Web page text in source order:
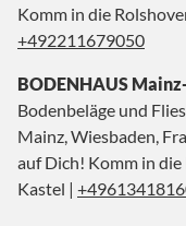
Komm in die
+492211679050
BODENHAUS
Bodenbeläge und
Mainz, Wiesbaden,
auf Dich! Komm in
Kastel |